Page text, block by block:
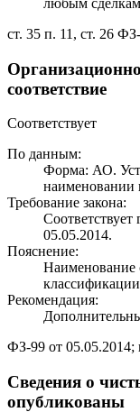
ст. 35 п. 11, ст. 26
соответствие
Соответствует
По данным:
Форма: АО.
наименовании
Требование закона:
05.05.2014.
Пояснение:
Наименование
Рекомендация:
ФЗ-99 от
Сведения о
опубликованы